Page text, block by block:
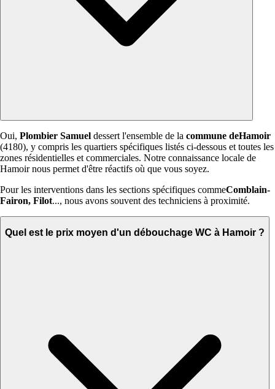
Oui, Plombier Samuel dessert l'ensemble de la commune deHamoir
(4180), y compris les quartiers spécifiques listés ci-dessous et toutes les
zones résidentielles et commerciales. Notre connaissance locale de
Hamoir nous permet d'être réactifs où que vous soyez.
Pour les interventions dans les sections spécifiques commeComblain-
Fairon, Filot..., nous avons souvent des techniciens à proximité.
Quel est le prix moyen d'un débouchage WC à Hamoir ?